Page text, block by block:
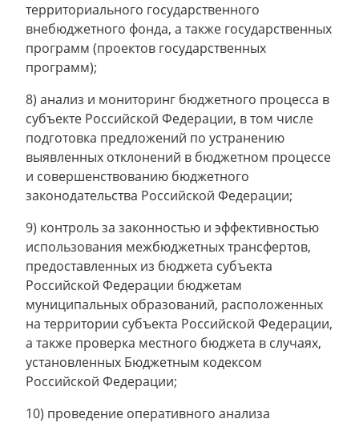
территориального государственного
внебюджетного фонда, а также государственных
программ (проектов государственных
программ);
8) анализ и мониторинг бюджетного процесса в
субъекте Российской Федерации, в том числе
подготовка предложений по устранению
выявленных отклонений в бюджетном процессе
и совершенствованию бюджетного
законодательства Российской Федерации;
9) контроль за законностью и эффективностью
использования межбюджетных трансфертов,
предоставленных из бюджета субъекта
Российской Федерации бюджетам
муниципальных образований, расположенных
на территории субъекта Российской Федерации,
а также проверка местного бюджета в случаях,
установленных Бюджетным кодексом
Российской Федерации;
10) проведение оперативного анализа